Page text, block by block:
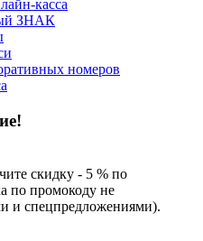
касса
ЗНАК
номеров
скидку - 5 % по
по промокоду не
и спецпредложениями).